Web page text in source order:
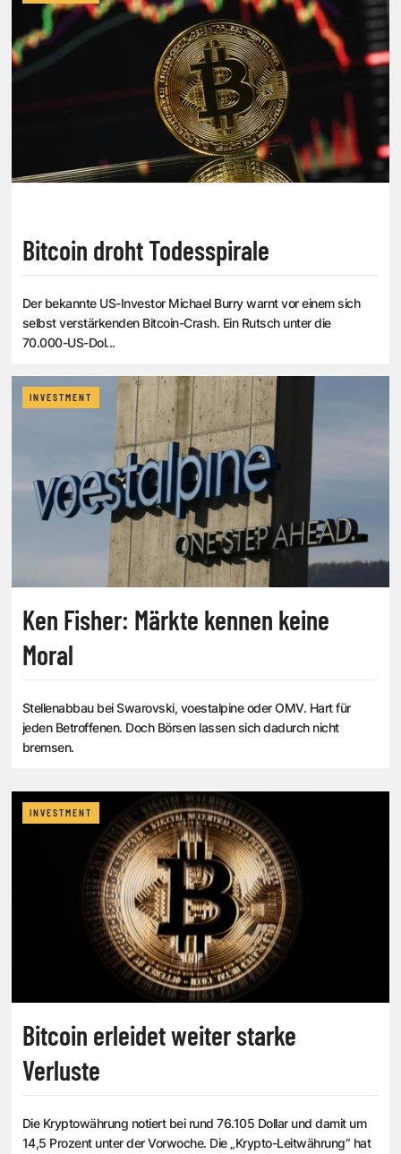
Bitcoin droht Todesspirale
Der bekannte US-Investor Michael Burry warnt vor einem sich
selbst verstärkenden Bitcoin-Crash. Ein Rutsch unter die
70.000-US-Dol...
INVESTMENT
Ken Fisher: Märkte kennen keine
Moral
Stellenabbau bei Swarovski, voestalpine oder OMV. Hart für
jeden Betroffenen. Doch Börsen lassen sich dadurch nicht
bremsen.
INVESTMENT
Bitcoin erleidet weiter starke
Verluste
Die Kryptowährung notiert bei rund 76.105 Dollar und damit um
14,5 Prozent unter der Vorwoche. Die „Krypto-Leitwährung“ hat